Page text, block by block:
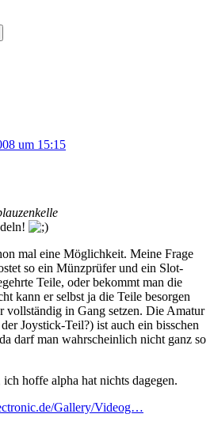
um 15:15
mal eine Möglichkeit. Meine Frage
so ein Münzprüfer und ein Slot-
Teile, oder bekommt man die
kann er selbst ja die Teile besorgen
vollständig in Gang setzen. Die Amatur
Joystick-Teil?) ist auch ein bisschen
darf man wahrscheinlich nicht ganz so
hoffe alpha hat nichts dagegen.
Gallery/Videog…